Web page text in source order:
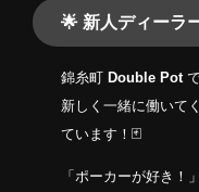
🌟 新人ディーラ
錦糸町 Double Potで
新しく一緒に働いて
ています！🃏
「ポーカーが好き！」